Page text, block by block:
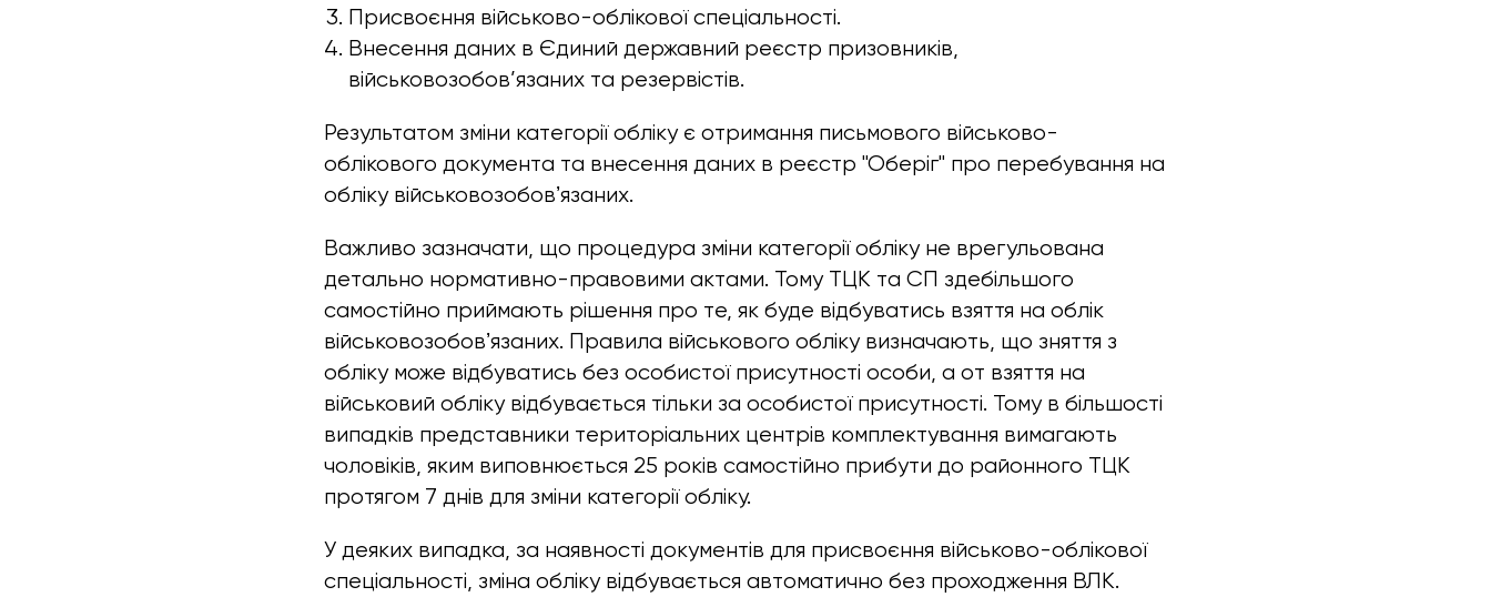
Присвоєння військово-облікової спеціальності.
Внесення даних в Єдиний державний реєстр призовників,
військовозобов’язаних та резервістів.
Результатом зміни категорії обліку є отримання письмового військово-
облікового документа та внесення даних в реєстр "Оберіг" про перебування на
обліку військовозобовʼязаних.
Важливо зазначати, що процедура зміни категорії обліку не врегульована
детально нормативно-правовими актами. Тому ТЦК та СП здебільшого
самостійно приймають рішення про те, як буде відбуватись взяття на облік
військовозобовʼязаних. Правила військового обліку визначають, що зняття з
обліку може відбуватись без особистої присутності особи, а от взяття на
військовий обліку відбувається тільки за особистої присутності. Тому в більшості
випадків представники територіальних центрів комплектування вимагають
чоловіків, яким виповнюється 25 років самостійно прибути до районного ТЦК
протягом 7 днів для зміни категорії обліку.
У деяких випадка, за наявності документів для присвоєння військово-облікової
спеціальності, зміна обліку відбувається автоматично без проходження ВЛК.